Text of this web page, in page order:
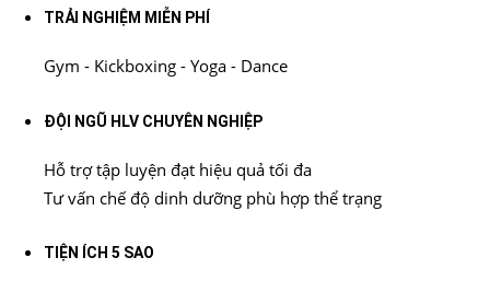
TRẢI NGHIỆM MIỄN PHÍ
Gym - Kickboxing - Yoga - Dance
ĐỘI NGŨ HLV CHUYÊN NGHIỆP
Hỗ trợ tập luyện đạt hiệu quả tối đa
Tư vấn chế độ dinh dưỡng phù hợp thể trạng
TIỆN ÍCH 5 SAO